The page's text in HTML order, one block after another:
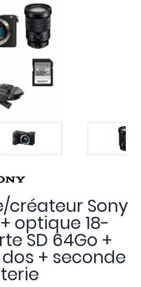
créateur Sony
optique 18-
SD 64Go +
+ seconde